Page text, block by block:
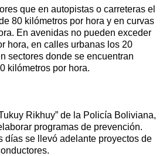
que en autopistas o carreteras el
80 kilómetros por hora y en curvas
En avenidas no pueden exceder
hora, en calles urbanas los 20
sectores donde se encuentran
kilómetros por hora.
Rikhuy” de la Policía Boliviana,
programas de prevención.
días se llevó adelante proyectos de